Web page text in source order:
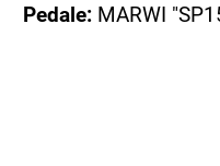
Pedale: MARWI